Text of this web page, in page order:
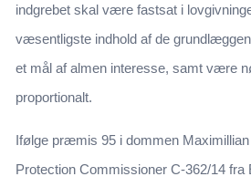
indgrebet skal være fastsat i
væsentligste indhold af de
et mål af almen interesse, samt være
proportionalt.
Ifølge præmis 95 i dommen
Protection Commissioner C-362/14 fra